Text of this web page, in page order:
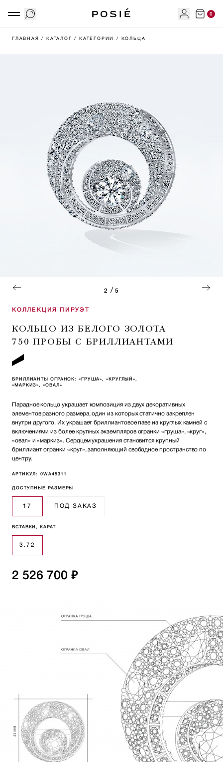
0
ГЛАВНАЯ/ КАТАЛОГ/ КАТЕГОРИИ/ КОЛЬЦА
2 / 5
КОЛЛЕКЦИЯ ПИРУЭТ
КОЛЬЦО ИЗ БЕЛОГО ЗОЛОТА
750 ПРОБЫ С БРИЛЛИАНТАМИ
БРИЛЛИАНТЫ ОГРАНОК: «ГРУША», «КРУГЛЫЙ»,
«МАРКИЗ», «ОВАЛ»
Парадное кольцо украшает композиция из двух декоративных
элементов разного размера, один из которых статично закреплен
внутри другого. Их украшает бриллиантовое паве из круглых камней с
включениями из более крупных экземпляров огранки «груша», «круг»,
«овал» и «маркиз». Сердцем украшения становится крупный
бриллиант огранки «круг», заполняющий свободное пространство по
центру.
АРТИКУЛ: 0WA45311
ДОСТУПНЫЕ РАЗМЕРЫ
17 ПОД ЗАКАЗ
ВСТАВКИ, КАРАТ
3.72
2 526 700 ₽